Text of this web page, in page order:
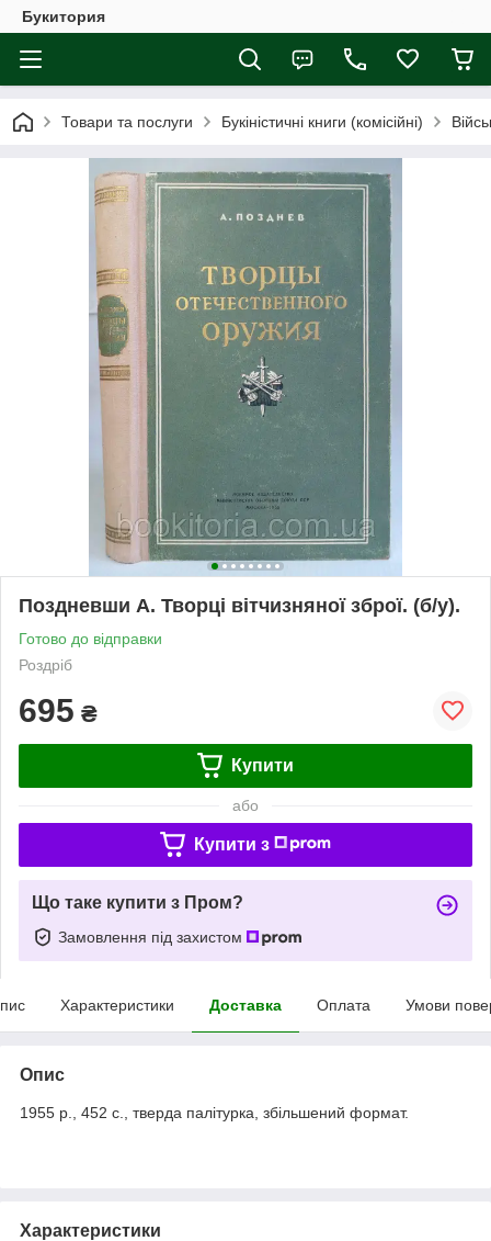
Букитория
Товари та послуги Букіністичні книги (комісійні)
Поздневши А. Творці вітчизняної зброї. (б/у).
Готово до відправки
Роздріб
695 ₴
Купити
або
Купити з
Що таке купити з Пром?
Замовлення під захистом
Характеристики Доставка Оплата Умови
Опис
1955 р., 452 с., тверда палітурка, збільшений формат.
Характеристики